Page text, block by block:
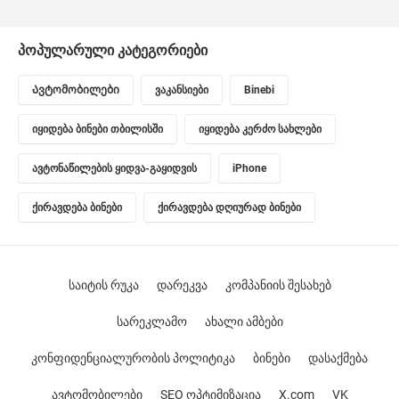
პოპულარული კატეგორიები
Ავტომობილები ვაკანსიები Binebi
იყიდება ბინები თბილისში იყიდება კერძო სახლები
ავტონაწილების ყიდვა-გაყიდვის iPhone
ქირავდება ბინები ქირავდება დღიურად ბინები
საიტის რუკა დარეკვა კომპანიის შესახებ
სარეკლამო ახალი ამბები
კონფიდენციალურობის პოლიტიკა ბინები დასაქმება
ავტომობილები SEO ოპტიმიზაცია X.com VK